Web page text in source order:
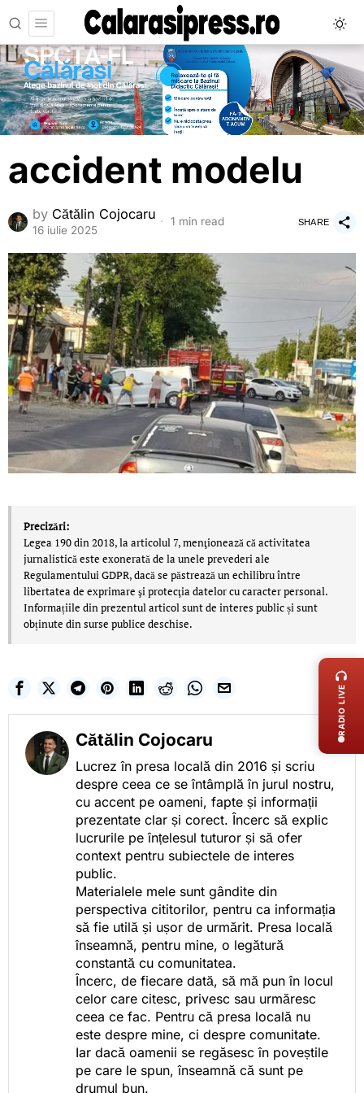
accident modelu
by Cătălin Cojocaru
16 iulie 2025
1 min read SHARE
Precizări:
Legea 190 din 2018, la articolul 7, menţionează că activitatea
jurnalistică este exonerată de la unele prevederi ale
Regulamentului GDPR, dacă se păstrează un echilibru între
libertatea de exprimare şi protecţia datelor cu caracter personal.
Informațiile din prezentul articol sunt de interes public și sunt
obținute din surse publice deschise.
Cătălin Cojocaru
Lucrez în presa locală din 2016 și scriu
despre ceea ce se întâmplă în jurul nostru,
cu accent pe oameni, fapte și informații
prezentate clar și corect. Încerc să explic
lucrurile pe înțelesul tuturor și să ofer
context pentru subiectele de interes
public.
Materialele mele sunt gândite din
perspectiva cititorilor, pentru ca informația
să fie utilă și ușor de urmărit. Presa locală
înseamnă, pentru mine, o legătură
constantă cu comunitatea.
Încerc, de fiecare dată, să mă pun în locul
celor care citesc, privesc sau urmăresc
ceea ce fac. Pentru că presa locală nu
este despre mine, ci despre comunitate.
Iar dacă oamenii se regăsesc în poveștile
pe care le spun, înseamnă că sunt pe
drumul bun.
RADIO LIVE